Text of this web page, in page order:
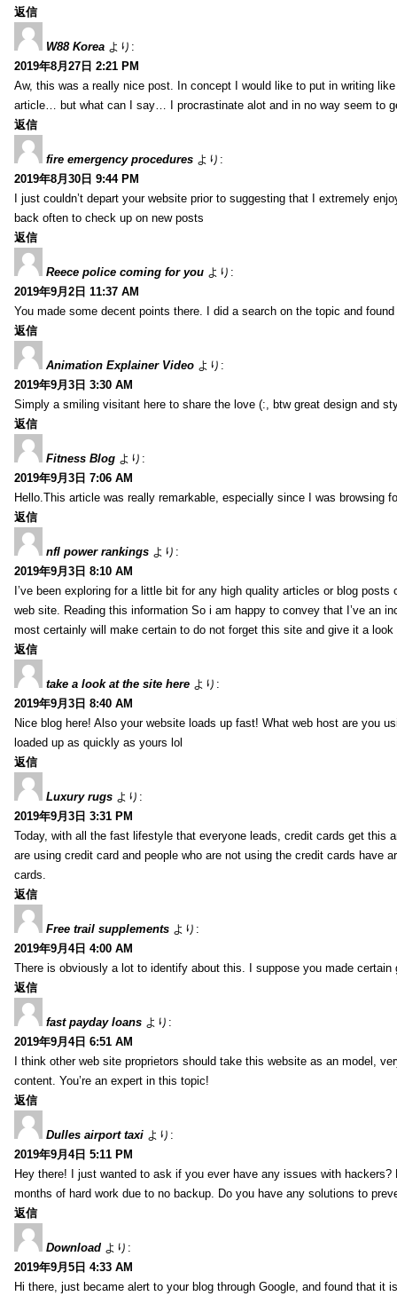
返信
W88 Korea より:
2019年8月27日 2:21 PM
Aw, this was a really nice post. In concept I would like to put in writing
article… but what can I say… I procrastinate alot and in no way seem to
返信
fire emergency procedures より:
2019年8月30日 9:44 PM
I just couldn’t depart your website prior to suggesting that I extremely
back often to check up on new posts
返信
Reece police coming for you より:
2019年9月2日 11:37 AM
You made some decent points there. I did a search on the topic and
返信
Animation Explainer Video より:
2019年9月3日 3:30 AM
Simply a smiling visitant here to share the love (:, btw great design and
返信
Fitness Blog より:
2019年9月3日 7:06 AM
Hello.This article was really remarkable, especially since I was browsing
返信
nfl power rankings より:
2019年9月3日 8:10 AM
I’ve been exploring for a little bit for any high quality articles or blog
web site. Reading this information So i am happy to convey that I’ve an
most certainly will make certain to do not forget this site and give it a look
返信
take a look at the site here より:
2019年9月3日 8:40 AM
Nice blog here! Also your website loads up fast! What web host are you
loaded up as quickly as yours lol
返信
Luxury rugs より:
2019年9月3日 3:31 PM
Today, with all the fast lifestyle that everyone leads, credit cards get this
are using credit card and people who are not using the credit cards have
cards.
返信
Free trail supplements より:
2019年9月4日 4:00 AM
There is obviously a lot to identify about this. I suppose you made certain
返信
fast payday loans より:
2019年9月4日 6:51 AM
I think other web site proprietors should take this website as an model,
content. You’re an expert in this topic!
返信
Dulles airport taxi より:
2019年9月4日 5:11 PM
Hey there! I just wanted to ask if you ever have any issues with
months of hard work due to no backup. Do you have any solutions to
返信
Download より:
2019年9月5日 4:33 AM
Hi there, just became alert to your blog through Google, and found that it